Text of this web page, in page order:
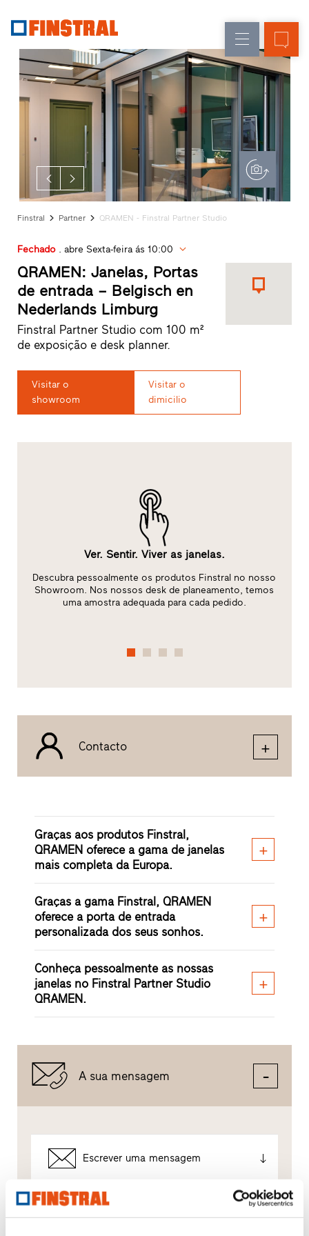
Janelas
Portas
de
entrada
Envidraçados
Renovação
Obra
nova
Referências
Serviço
para
Finstral
Procura
de
Acessos
Finstral Partner QRAMEN - Finstral Partner Studio
Fechado. abre Sexta-feira ás 10:00
QRAMEN: Janelas, Portas
de entrada – Belgisch en
Nederlands Limburg
Finstral Partner Studio com 100 m²
de exposição e desk planner.
Visitar o
showroom
Visitar o
dimicilio
Ver. Sentir. Viver as janelas.
Descubra pessoalmente os produtos Finstral no nosso
Showroom. Nos nossos desk de planeamento, temos
uma amostra adequada para cada pedido.
Contacto
Graças aos produtos Finstral,
QRAMEN oferece a gama de janelas
mais completa da Europa.
Graças a gama Finstral, QRAMEN
oferece a porta de entrada
personalizada dos seus sonhos.
Conheça pessoalmente as nossas
janelas no Finstral Partner Studio
QRAMEN.
A sua mensagem
Escrever uma mensagem
É assim que tratamos os seus dados.